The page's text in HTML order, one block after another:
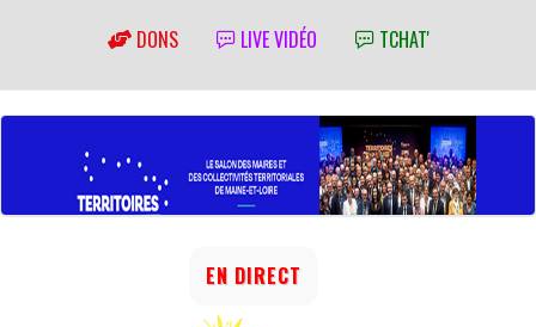
DONS LIVE VIDÉO TCHAT'
EN DIRECT